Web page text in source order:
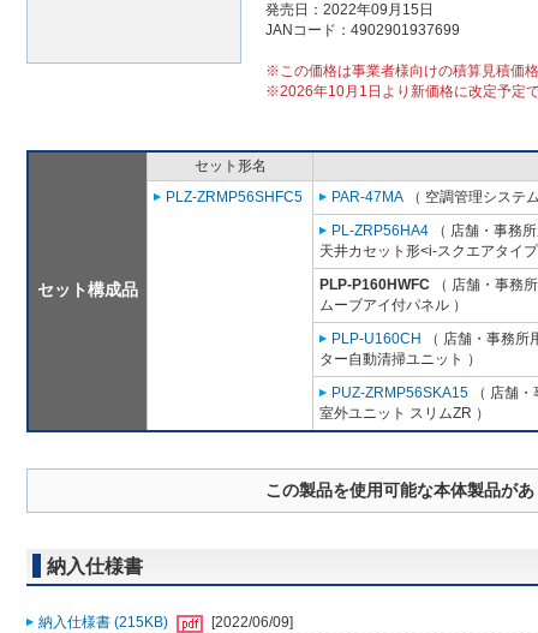
発売日：2022年09月15日
JANコード：4902901937699
※この価格は事業者様向けの積算見積価
※2026年10月1日より新価格に改定予定
セット構成品
セット形名
PLZ-ZRMP56SHFC5
PAR-47MA （ 空調管理システ
PL-ZRP56HA4 （ 店舗・事務
天井カセット形<i-スクエアタイ
PLP-P160HWFC （ 店舗・事務
ムーブアイ付パネル ）
PLP-U160CH
（ 店舗・事務所
ター自動清掃ユニット ）
PUZ-ZRMP56SKA15 （ 店舗
室外ユニット スリムZR ）
この製品を使用可能な本体製品が
納入仕様書
納入仕様書 (215KB) [2022/06/09]